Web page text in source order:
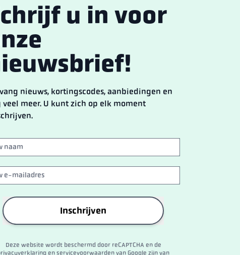
u in voor
nieuws, kortingscodes, aanbiedingen en
veel meer. U kunt zich op elk moment
Inschrijven
Deze website wordt beschermd door reCAPTCHA en de
en servicevoorwaarden van Google zijn van